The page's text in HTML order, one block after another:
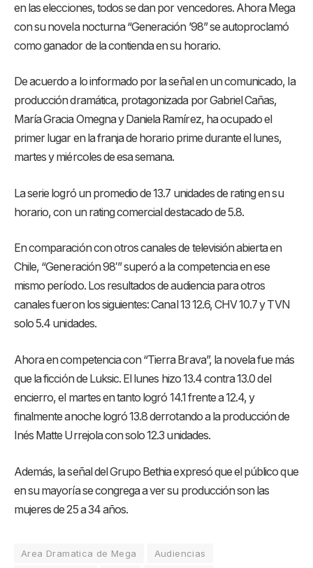
en las elecciones, todos se dan por vencedores. Ahora Mega
con su novela nocturna “Generación ’98” se autoproclamó
como ganador de la contienda en su horario.
De acuerdo a lo informado por la señal en un comunicado, la
producción dramática, protagonizada por Gabriel Cañas,
María Gracia Omegna y Daniela Ramírez, ha ocupado el
primer lugar en la franja de horario prime durante el lunes,
martes y miércoles de esa semana.
La serie logró un promedio de 13.7 unidades de rating en su
horario, con un rating comercial destacado de 5.8.
En comparación con otros canales de televisión abierta en
Chile, “Generación 98′” superó a la competencia en ese
mismo período. Los resultados de audiencia para otros
canales fueron los siguientes: Canal 13 12.6, CHV 10.7 y TVN
solo 5.4 unidades.
Ahora en competencia con “Tierra Brava”, la novela fue más
que la ficción de Luksic. El lunes hizo 13.4 contra 13.0 del
encierro, el martes en tanto logró 14.1 frente a 12.4, y
finalmente anoche logró 13.8 derrotando a la producción de
Inés Matte Urrejola con solo 12.3 unidades.
Además, la señal del Grupo Bethia expresó que el público que
en su mayoría se congrega a ver su producción son las
mujeres de 25 a 34 años.
Area Dramatica de Mega
Audiencias